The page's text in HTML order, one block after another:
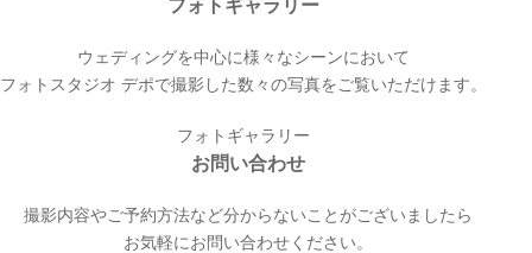
フォトギャラリー
ウェディングを中心に様々なシーンにおいて
フォトスタジオ デポで撮影した数々の写真をご覧いただけます。
フォトギャラリー
お問い合わせ
撮影内容やご予約方法など分からないことがございましたら
お気軽にお問い合わせください。